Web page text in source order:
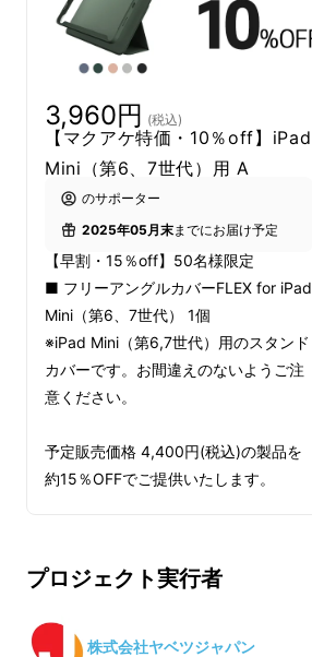
3,960円 (税込)
【マクアケ特価・10％off】iPad
Mini（第6、7世代）用 A
のサポーター
2025年05月末までにお届け予定
【早割・15％off】50名様限定
■ フリーアングルカバーFLEX for iPad
Mini（第6、7世代） 1個
※iPad Mini（第6,7世代）用のスタンド
カバーです。お間違えのないようご注
意ください。
予定販売価格 4,400円(税込)の製品を
約15％OFFでご提供いたします。
る場合があります。
プロジェクト実行者
株式会社ヤベツジャパン